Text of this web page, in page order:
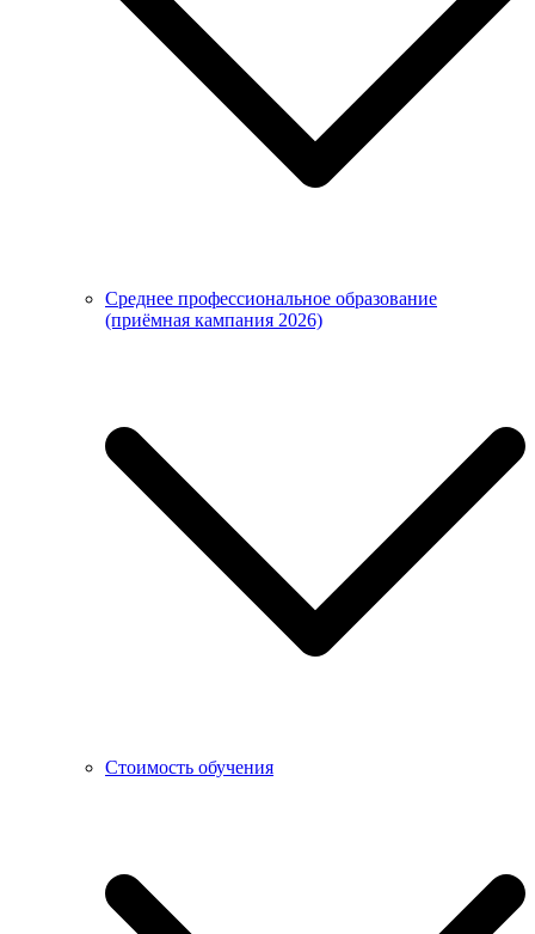
Среднее профессиональное образование
(приёмная кампания 2026)
Стоимость обучения